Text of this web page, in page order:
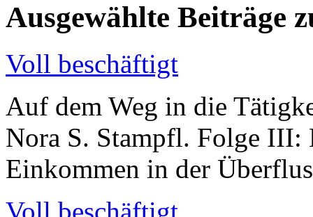
Ausgewählte Beiträge
Voll beschäftigt
Auf dem Weg in die
Nora S. Stampfl. Folge
Einkommen in der